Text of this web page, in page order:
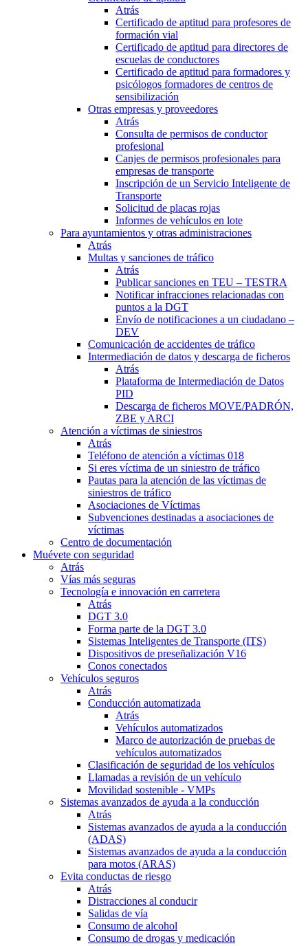
Atrás
Certificado de aptitud para profesores de
formación vial
Certificado de aptitud para directores de
escuelas de conductores
Certificado de aptitud para formadores y
psicólogos formadores de centros de
sensibilización
Otras empresas y proveedores
Atrás
Consulta de permisos de conductor
profesional
Canjes de permisos profesionales para
empresas de transporte
Inscripción de un Servicio Inteligente de
Transporte
Solicitud de placas rojas
Informes de vehículos en lote
Para ayuntamientos y otras administraciones
Atrás
Multas y sanciones de tráfico
Atrás
Publicar sanciones en TEU – TESTRA
Notificar infracciones relacionadas con
puntos a la DGT
Envío de notificaciones a un ciudadano –
DEV
Comunicación de accidentes de tráfico
Intermediación de datos y descarga de ficheros
Atrás
Plataforma de Intermediación de Datos
PID
Descarga de ficheros MOVE/PADRÓN,
ZBE y ARCI
Atención a víctimas de siniestros
Atrás
Teléfono de atención a víctimas 018
Si eres víctima de un siniestro de tráfico
Pautas para la atención de las víctimas de
siniestros de tráfico
Asociaciones de Víctimas
Subvenciones destinadas a asociaciones de
víctimas
Centro de documentación
Muévete con seguridad
Atrás
Vías más seguras
Tecnología e innovación en carretera
Atrás
DGT 3.0
Forma parte de la DGT 3.0
Sistemas Inteligentes de Transporte (ITS)
Dispositivos de preseñalización V16
Conos conectados
Vehículos seguros
Atrás
Conducción automatizada
Atrás
Vehículos automatizados
Marco de autorización de pruebas de
vehículos automatizados
Clasificación de seguridad de los vehículos
Llamadas a revisión de un vehículo
Movilidad sostenible - VMPs
Sistemas avanzados de ayuda a la conducción
Atrás
Sistemas avanzados de ayuda a la conducción
(ADAS)
Sistemas avanzados de ayuda a la conducción
para motos (ARAS)
Evita conductas de riesgo
Atrás
Distracciones al conducir
Salidas de vía
Consumo de alcohol
Consumo de drogas y medicación